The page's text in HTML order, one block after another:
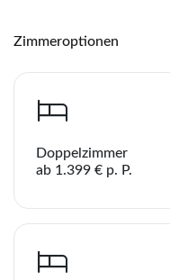
Zimmeroptionen
Doppelzimmer
ab 1.399 € p. P.
WhatsApp
per E-Mail senden